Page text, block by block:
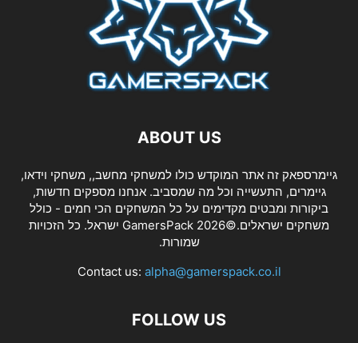
ABOUT US
גיימרספאק זה אתר המוקדש כולו למשחקי מחשב,, משחקי וידאו,
גיימרים, התעשייה וכל מה שמסביב. אנחנו מספקים חדשות,
ביקורות ומבטים מקדימים על כל המשחקים הכי חמים - כולל
משחקים ישראלים.©2026 GamersPack ישראל. כל הזכויות
שמורות.
Contact us: alpha@gamerspack.co.il
FOLLOW US